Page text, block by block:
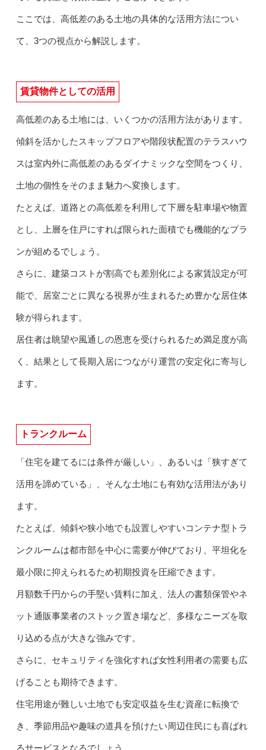
ここでは、高低差のある土地の具体的な活用方法につい
て、3つの視点から解説します。
賃貸物件としての活用
高低差のある土地には、いくつかの活用方法があります。
傾斜を活かしたスキップフロアや階段状配置のテラスハウ
スは室内外に高低差のあるダイナミックな空間をつくり、
土地の個性をそのまま魅力へ変換します。
たとえば、道路との高低差を利用して下層を駐車場や物置
とし、上層を住戸にすれば限られた面積でも機能的なプラ
ンが組めるでしょう。
さらに、建築コストが割高でも差別化による家賃設定が可
能で、居室ごとに異なる視界が生まれるため豊かな居住体
験が得られます。
居住者は眺望や風通しの恩恵を受けられるため満足度が高
く、結果として長期入居につながり運営の安定化に寄与し
ます。
トランクルーム
「住宅を建てるには条件が厳しい」、あるいは「狭すぎて
活用を諦めている」、そんな土地にも有効な活用法があり
ます。
たとえば、傾斜や狭小地でも設置しやすいコンテナ型トラ
ンクルームは都市部を中心に需要が伸びており、平坦化を
最小限に抑えられるため初期投資を圧縮できます。
月額数千円からの手堅い賃料に加え、法人の書類保管やネ
ット通販事業者のストック置き場など、多様なニーズを取
り込める点が大きな強みです。
さらに、セキュリティを強化すれば女性利用者の需要も広
げることも期待できます。
住宅用途が難しい土地でも安定収益を生む資産に転換で
き、季節用品や趣味の道具を預けたい周辺住民にも喜ばれ